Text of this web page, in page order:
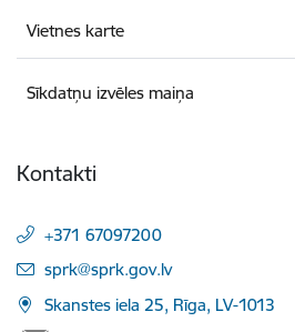
Vietnes karte
Sīkdatņu izvēles maiņa
Kontakti
+371 67097200
E-pasts:
sprk@sprk.gov.lv
Skanstes iela 25, Rīga, LV-1013